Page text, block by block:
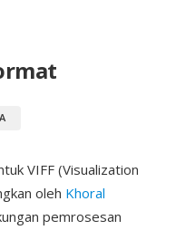
VIFF (Visualization
oleh Khoral
pemrosesan